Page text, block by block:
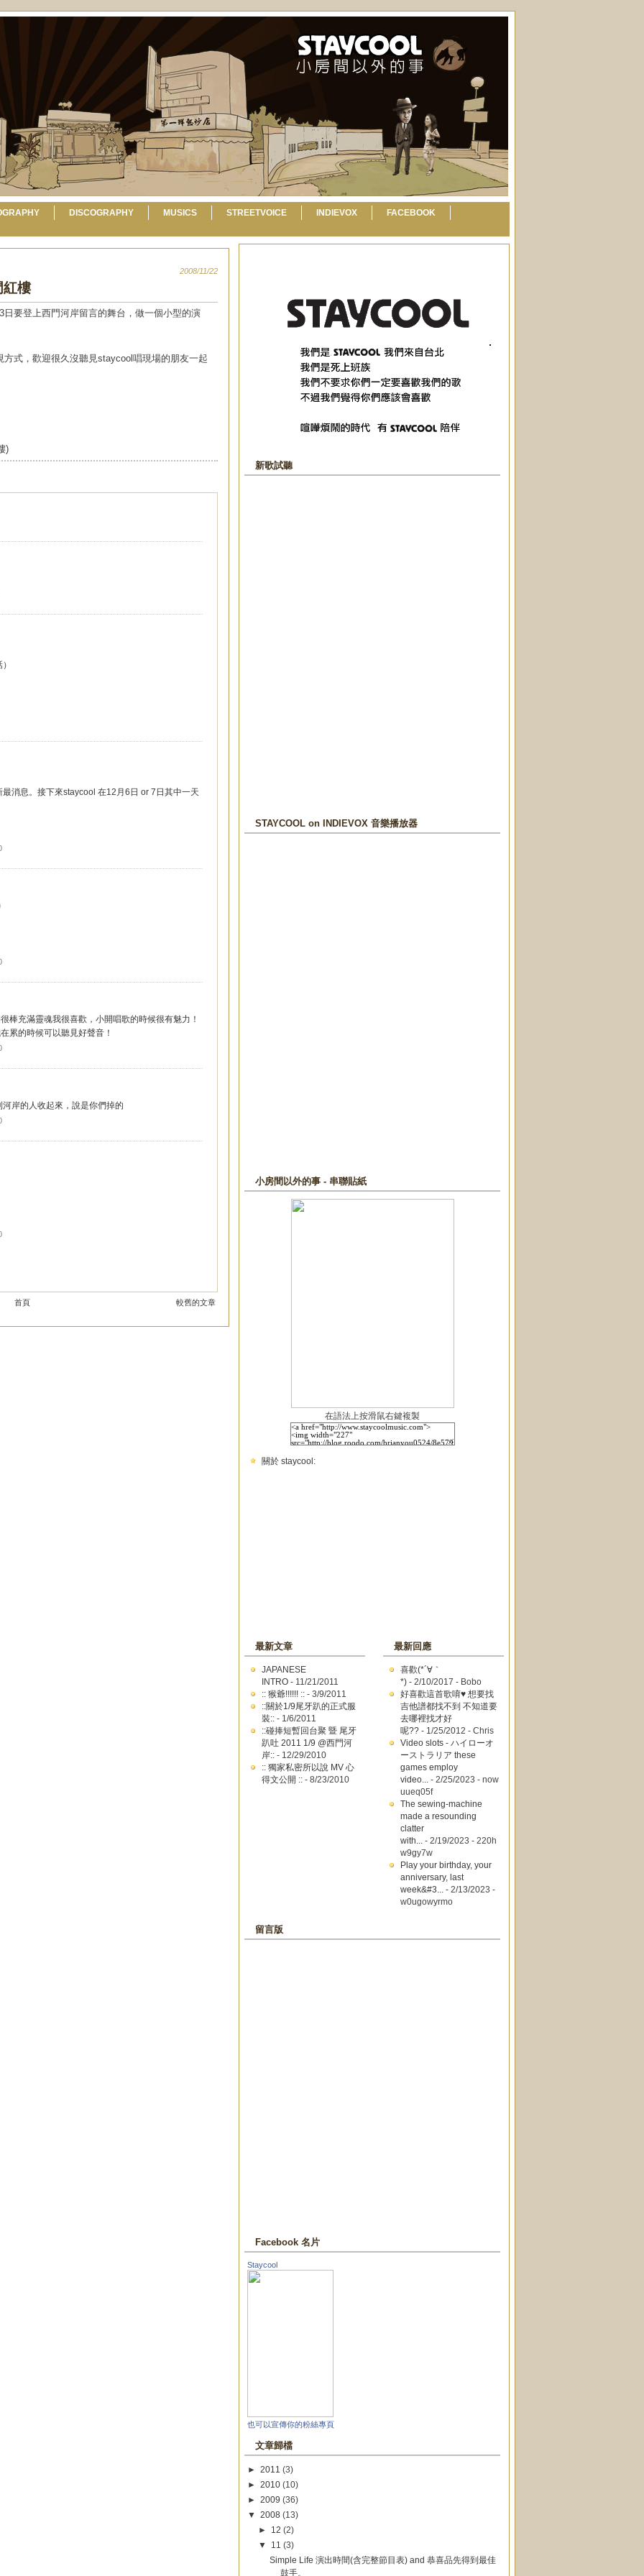
DISCOGRAPHY MUSICS STREETVOICE INDIEVOX
FACEBOOK
2008/11/22
紅樓
要登上西門河岸留言的舞台，做一個小型的演
式，歡迎很久沒聽見staycool唱現場的朋友一起
)
消息。接下來staycool 在12月6日 or 7日其中一天
棒充滿靈魂我很喜歡，小開唱歌的時候很有魅力！
累的時候可以聽見好聲音！
岸的人收起來，說是你們掉的
較舊的文章
首頁
新歌試聽
STAYCOOL on INDIEVOX 音樂播放器
小房間以外的事 - 串聯貼紙
在語法上按滑鼠右鍵複製
關於 staycool:
最新文章
JAPANESE
INTRO - 11/21/2011
:: 猴爺!!!!!! :: - 3/9/2011
::關於1/9尾牙趴的正式服
裝:: - 1/6/2011
::碰捧短暫回台聚 暨 尾牙
趴吐 2011 1/9 @西門河
岸:: - 12/29/2010
:: 獨家私密所以說 MV 心
得文公開 :: - 8/23/2010
最新回應
喜歡(*´∀｀
*) - 2/10/2017 - Bobo
好喜歡這首歌唷♥ 想要找
吉他譜都找不到 不知道要
去哪裡找才好
呢?? - 1/25/2012 - Chris
Video slots - ハイローオ
ーストラリア these
games employ
video...
- 2/25/2023 - now
uueq05f
The sewing-machine
made a resounding
clatter
with...
- 2/19/2023 - 220h
w9gy7w
Play your birthday, your
anniversary, last
week&#3...
- 2/13/2023 -
w0ugowyrmo
留言版
Facebook 名片
Staycool
也可以宣傳你的粉絲專頁
文章歸檔
► 2011 (3)
► 2010 (10)
► 2009 (36)
▼ 2008 (13)
► 12 (2)
▼ 11 (3)
Simple Life 演出時間(含完整節目表) and 恭喜品先得到最佳
鼓手。